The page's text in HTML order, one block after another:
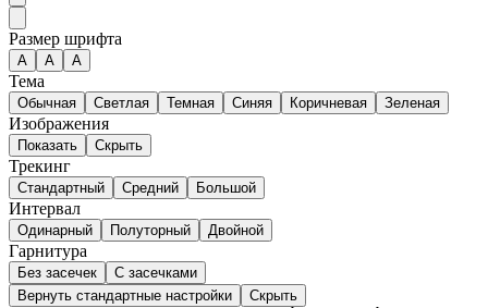
Размер шрифта
А A A
Тема
Обычная Светлая Темная Синяя Коричневая Зеленая
Изображения
Показать Скрыть
Трекинг
Стандартный Средний Большой
Интервал
Одинарный Полуторный Двойной
Гарнитура
Без засечек
С засечками
Вернуть стандартные настройки
Скрыть